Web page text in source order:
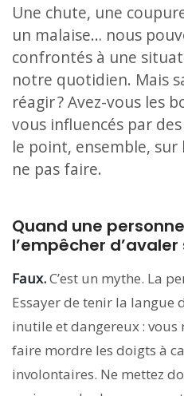
Une chute, une
un malaise… nous
confrontés à une
notre quotidien. Mais
réagir ? Avez-vous les
vous influencés par
le point, ensemble, sur
ne pas faire.
Quand une
l’empêcher
Faux.C’est un mythe. La
Essayer de tenir la langue
inutile et dangereux :
faire mordre les doigts à
involontaires. Ne mettez